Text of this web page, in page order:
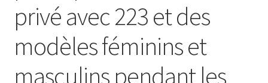
privé avec 223 et des
modèles féminins et
masculins pendant les